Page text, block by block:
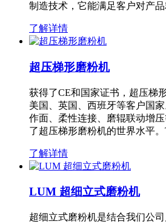
制造技术，它能满足客户对产
了解详情
超压梯形磨粉机
获得了CE和国家证书，超压梯
美国、英国、西班牙等客户国
作面、柔性连接、磨辊联动增
了超压梯形磨粉机的世界水平
了解详情
LUM 超细立式磨粉机
超细立式磨粉机是结合我们公